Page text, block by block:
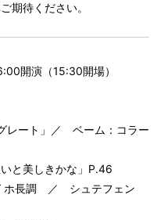
期待ください。
開演（15:30開場）
レート」／ ベーム：コラー
と美しきかな」P.46
ホ長調 ／ シュテフェン